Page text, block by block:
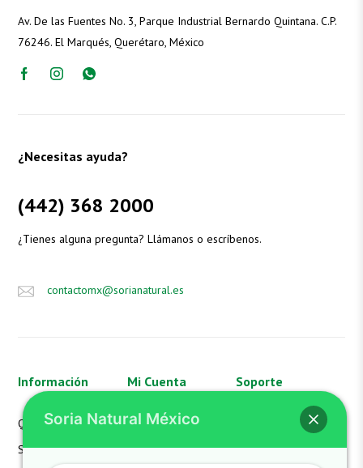
Av. De las Fuentes No. 3, Parque Industrial Bernardo Quintana. C.P.
76246. El Marqués, Querétaro, México
¿Necesitas ayuda?
(442) 368 2000
¿Tienes alguna pregunta? Llámanos o escríbenos.
contactomx@sorianatural.es
Información
Quienes Somos
SN México
Mi Cuenta
Mi Cuenta
Mis Pedidos
Soporte
Aviso de Privacidad
FAQS
Soria Natural México